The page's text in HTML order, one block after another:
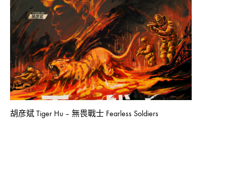
胡彦斌 Tiger Hu – 無畏戰士 Fearless Soldiers